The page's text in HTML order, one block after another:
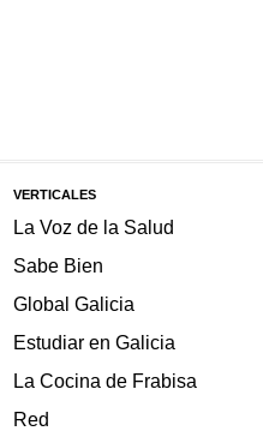
VERTICALES
La Voz de la Salud
Sabe Bien
Global Galicia
Estudiar en Galicia
La Cocina de Frabisa
Red